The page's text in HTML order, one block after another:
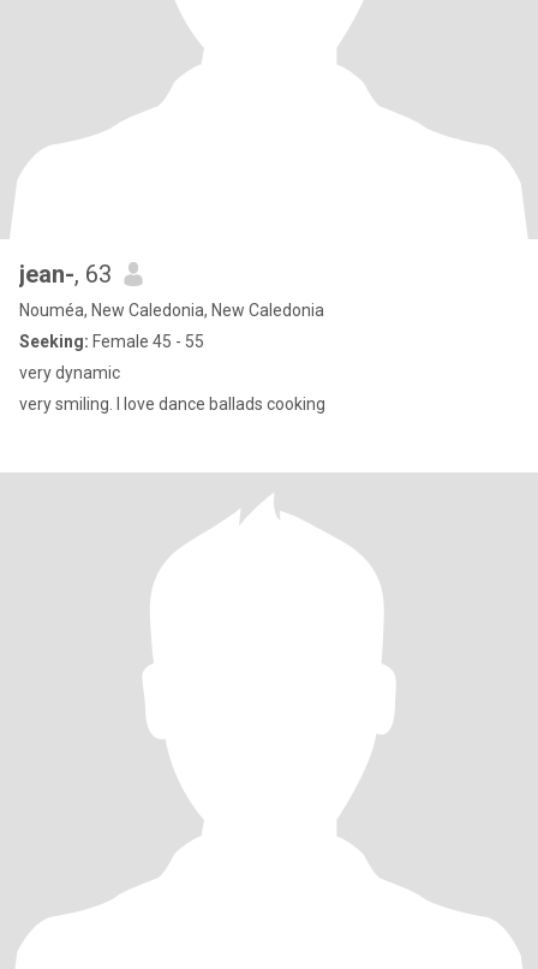
jean-, 63
Nouméa, New Caledonia, New Caledonia
Seeking: Female 45 - 55
very dynamic
very smiling. I love dance ballads cooking